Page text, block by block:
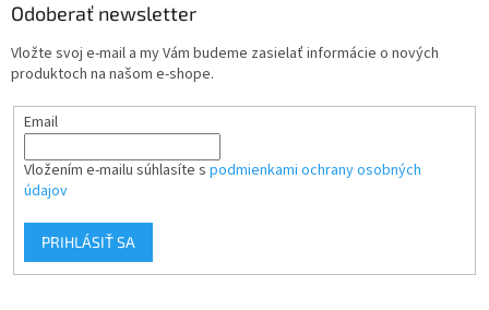
Odoberať newsletter
Vložte svoj e-mail a my Vám budeme zasielať informácie o nových
produktoch na našom e-shope.
Email
Vložením e-mailu súhlasíte s podmienkami ochrany osobných
údajov
PRIHLÁSIŤ SA